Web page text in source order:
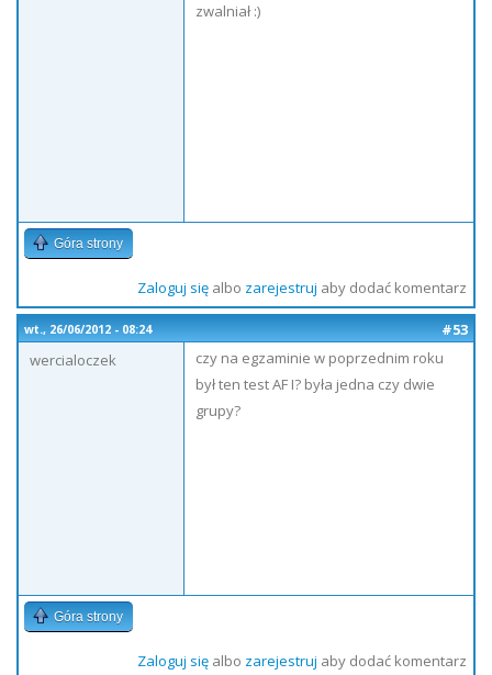
zwalniał :)
Góra strony
Zaloguj sięalbo zarejestruj aby dodać komentarz
wt., 26/06/2012 - 08:24
#53
wercialoczek
czy na egzaminie w poprzednim roku
był ten test AF I? była jedna czy dwie
grupy?
Góra strony
Zaloguj sięalbo zarejestruj aby dodać komentarz